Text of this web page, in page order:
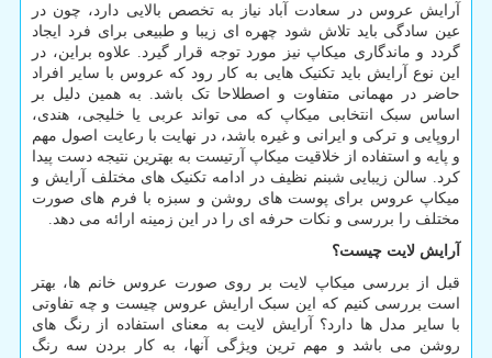
آرایش عروس در سعادت آباد نیاز به تخصص بالایی دارد، چون در
عین سادگی باید تلاش شود چهره ای زیبا و طبیعی برای فرد ایجاد
گردد و ماندگاری میکاپ نیز مورد توجه قرار گیرد. علاوه براین، در
این نوع آرایش باید تکنیک هایی به کار رود که عروس با سایر افراد
حاضر در مهمانی متفاوت و اصطلاحا تک باشد. به همین دلیل بر
اساس سبک انتخابی میکاپ که می تواند عربی یا خلیجی، هندی،
اروپایی و ترکی و ایرانی و غیره باشد، در نهایت با رعایت اصول مهم
و پایه و استفاده از خلاقیت میکاپ آرتیست به بهترین نتیجه دست پیدا
کرد. سالن زیبایی شبنم نظیف در ادامه تکنیک های مختلف آرایش و
میکاپ عروس برای پوست های روشن و سبزه با فرم های صورت
مختلف را بررسی و نکات حرفه ای را در این زمینه ارائه می دهد.
آرایش لایت چیست؟
قبل از بررسی میکاپ لایت بر روی صورت عروس خانم ها، بهتر
است بررسی کنیم که این سبک ارایش عروس چیست و چه تفاوتی
با سایر مدل ها دارد؟ آرایش لایت به معنای استفاده از رنگ های
روشن می باشد و مهم ترین ویژگی آنها، به کار بردن سه رنگ